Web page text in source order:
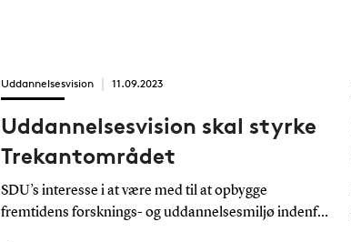
Uddannelsesvision 11.09.2023
Uddannelsesvision skal styrke
Trekantområdet
SDU’s interesse i at være med til at opbygge
fremtidens forsknings- og uddannelsesmiljø indenfor